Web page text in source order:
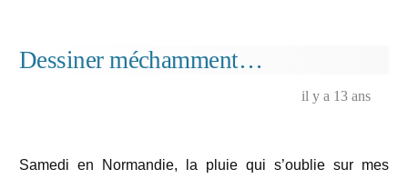
Dessiner méchamment…
il y a 13 ans
Samedi en Normandie, la pluie qui s’oublie sur mes